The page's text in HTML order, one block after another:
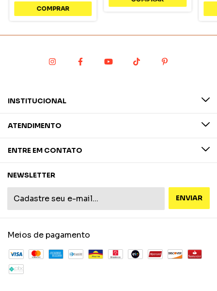
INSTITUCIONAL
ATENDIMENTO
ENTRE EM CONTATO
NEWSLETTER
Meios de pagamento